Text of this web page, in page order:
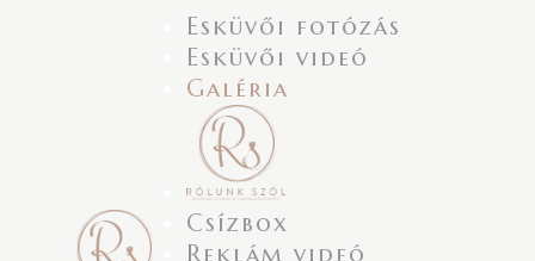
Esküvői fotózás
Esküvői videó
Galéria
Csízbox
Reklám videó